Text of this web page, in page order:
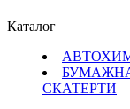
Каталог
СКАТЕРТИ